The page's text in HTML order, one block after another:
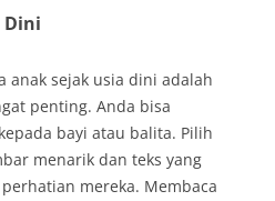
Dini
anak sejak usia dini adalah
penting. Anda bisa
bayi atau balita. Pilih
menarik dan teks yang
mereka. Membaca